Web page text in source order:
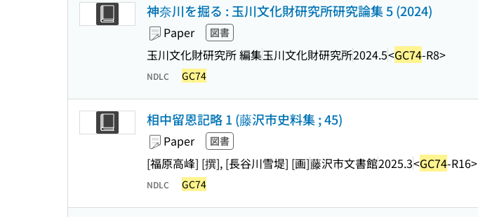
神奈川を掘る : 玉川文化財研究所研究論集 5 (2024)
Paper 図書
玉川文化財研究所 編集玉川文化財研究所2024.5<GC74-R8>
NDLC GC74
相中留恩記略 1 (藤沢市史料集 ; 45)
Paper 図書
[福原高峰] [撰], [長谷川雪堤] [画]藤沢市文書館2025.3<GC74-R16>
NDLC GC74